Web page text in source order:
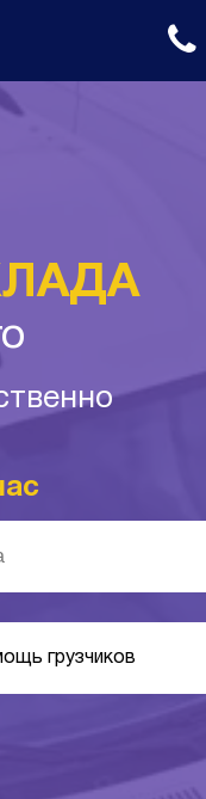
грузчиков